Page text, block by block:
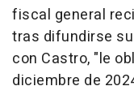
fiscal general
tras difundirse
con Castro, "le
diciembre de